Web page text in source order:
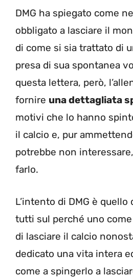
DMG ha spiegato come
obbligato a lasciare il
di come si sia trattato di
presa di sua spontanea
questa lettera, però,
fornire una dettagliata
motivi che lo hanno
il calcio e, pur
potrebbe non
farlo.
L’intento di DMG è
tutti sul perché uno
di lasciare il calcio
dedicato una vita intera
come a spingerlo a